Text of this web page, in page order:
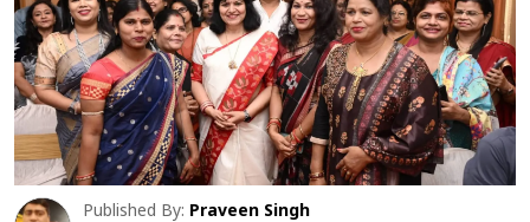
Published By: Praveen Singh